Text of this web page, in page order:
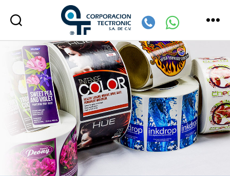
Tectronic